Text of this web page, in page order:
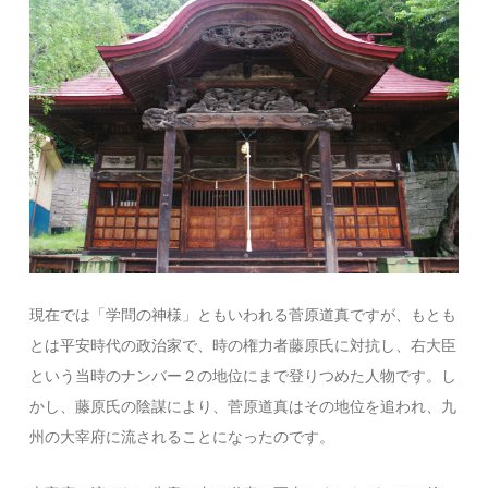
現在では「学問の神様」ともいわれる菅原道真ですが、もとも
とは平安時代の政治家で、時の権力者藤原氏に対抗し、右大臣
という当時のナンバー２の地位にまで登りつめた人物です。し
かし、藤原氏の陰謀により、菅原道真はその地位を追われ、九
州の大宰府に流されることになったのです。